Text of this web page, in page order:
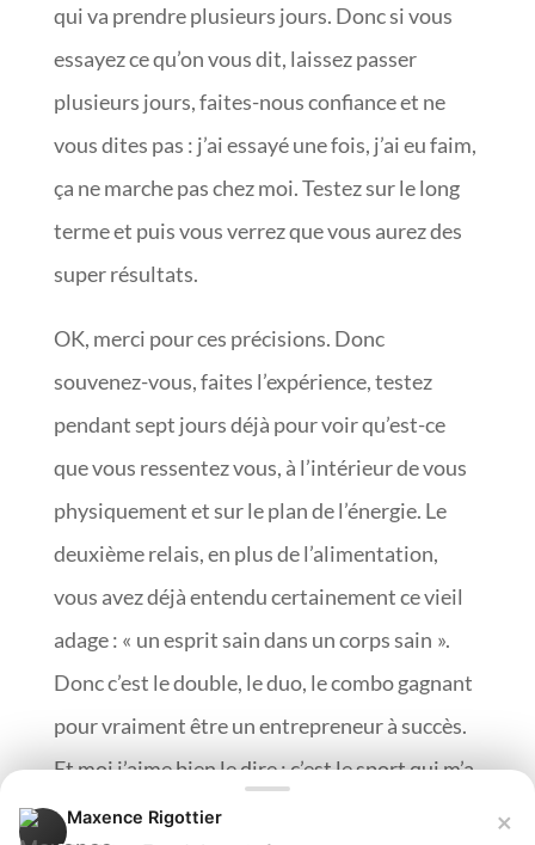
qui va prendre plusieurs jours. Donc si vous
essayez ce qu’on vous dit, laissez passer
plusieurs jours, faites-nous confiance et ne
vous dites pas : j’ai essayé une fois, j’ai eu faim,
ça ne marche pas chez moi. Testez sur le long
terme et puis vous verrez que vous aurez des
super résultats.
OK, merci pour ces précisions. Donc
souvenez-vous, faites l’expérience, testez
pendant sept jours déjà pour voir qu’est-ce
que vous ressentez vous, à l’intérieur de vous
physiquement et sur le plan de l’énergie. Le
deuxième relais, en plus de l’alimentation,
vous avez déjà entendu certainement ce vieil
adage : « un esprit sain dans un corps sain ».
Donc c’est le double, le duo, le combo gagnant
pour vraiment être un entrepreneur à succès.
Et moi j’aime bien le dire : c’est le sport qui m’a
toujours évité le burnout. Si vous passez une
Maxence Rigottier ×